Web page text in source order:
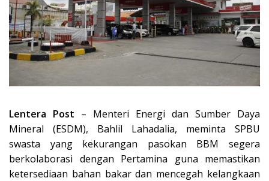
Lentera Post – Menteri Energi dan Sumber Daya
Mineral (ESDM), Bahlil Lahadalia, meminta SPBU
swasta yang kekurangan pasokan BBM segera
berkolaborasi dengan Pertamina guna memastikan
ketersediaan bahan bakar dan mencegah kelangkaan